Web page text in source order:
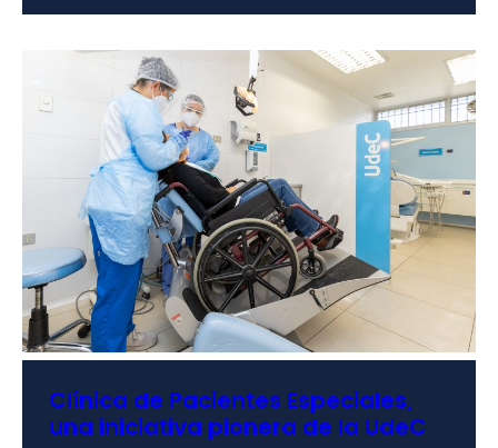
Clínica de Pacientes Especiales,
una iniciativa pionera de la UdeC